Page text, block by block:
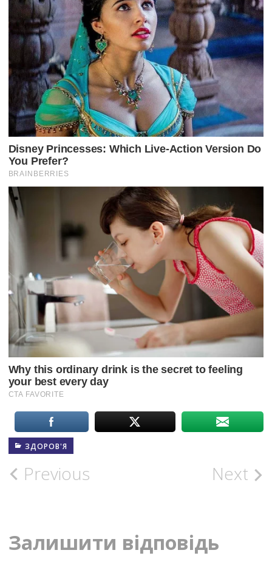
ЗДОРОВ'Я
Post
Previous Next
Залишити відповідь